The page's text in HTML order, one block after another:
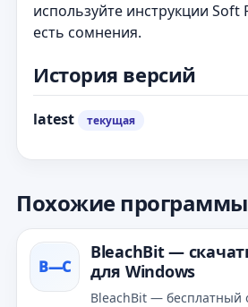
используйте инструкции Soft
есть сомнения.
История версий
latest текущая
Похожие программы
B—С
BleachBit —
для Windows
BleachBit — бесплатный